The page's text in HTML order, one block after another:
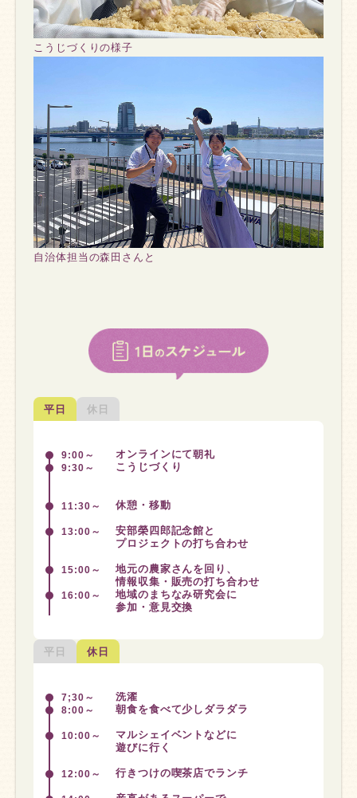
こうじづくりの様子
自治体担当の森田さんと
平日 休日
9:00～ オンラインにて朝礼
9:30～ こうじづくり
11:30～ 休憩・移動
13:00～
安部榮四郎記念館と
プロジェクトの打ち合わせ
15:00～
地元の農家さんを回り、
情報収集・販売の打ち合わせ
16:00～
地域のまちなみ研究会に
参加・意見交換
平日 休日
7;30～ 洗濯
8:00～ 朝食を食べて少しダラダラ
10:00～
マルシェイベントなどに
遊びに行く
12:00～ 行きつけの喫茶店でランチ